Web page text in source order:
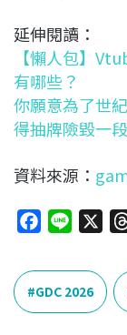
延伸閱讀：
【懶人包】
有哪些？
你願意為了世
得抽牌險毀一
資料來源：
c
e
b
n
e
GDC 2026